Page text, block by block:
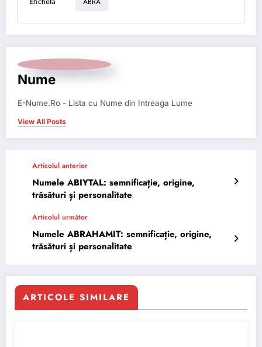
Nume
E-Nume.Ro - Lista cu Nume din Intreaga Lume
View All Posts
Articolul anterior
Numele ABIYTAL: semnificație, origine,
trăsături și personalitate
Articolul următor
Numele ABRAHAMIT: semnificație, origine,
trăsături și personalitate
ARTICOLE SIMILARE